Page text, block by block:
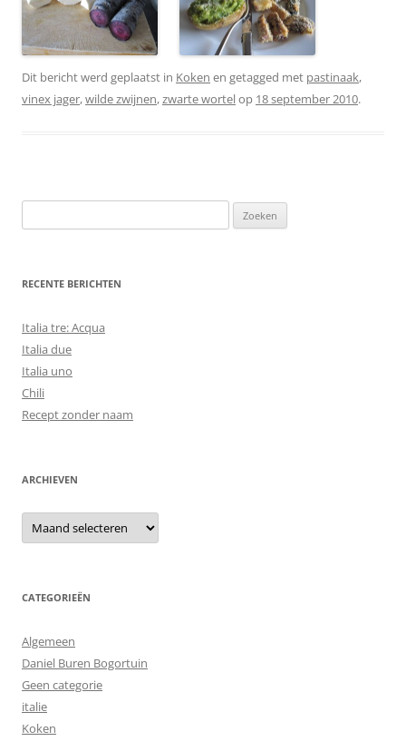
Dit bericht werd geplaatst in Koken en getagged met pastinaak,
vinex jager,wilde zwijnen,zwarte wortelop 18 september 2010.
naar:
RECENTE BERICHTEN
Italia tre: Acqua
Italia due
Italia uno
Chili
Recept zonder naam
ARCHIEVEN
Archieven
CATEGORIEËN
Algemeen
Daniel Buren Bogortuin
Geen categorie
italie
Koken